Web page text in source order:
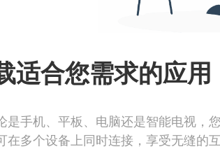
适合您需求的应用
手机、平板、电脑还是智能电视，
多个设备上同时连接，享受无缝的互